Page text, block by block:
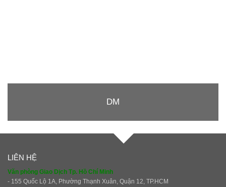
DM
LIÊN HỆ
Văn phòng Giao Dịch Tp. Hồ Chí Minh
- 155 Quốc Lộ 1A, Phường Thạnh Xuân, Quận 12, TP.HCM